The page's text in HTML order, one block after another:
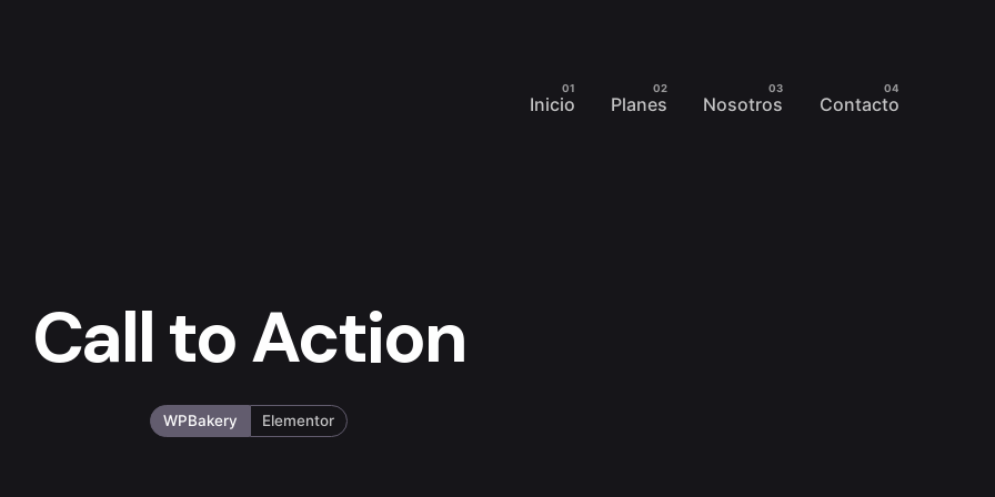
Inicio Planes Nosotros Contacto
Call to Action
WPBakery Elementor